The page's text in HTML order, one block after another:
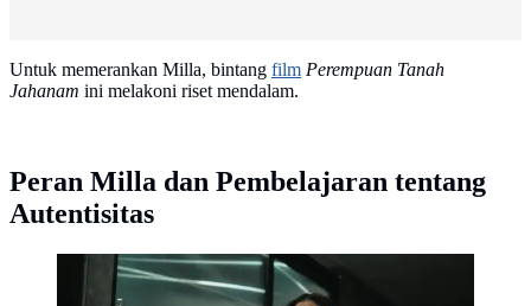
Untuk memerankan Milla, bintang film Perempuan Tanah
Jahanam ini melakoni riset mendalam.
Peran Milla dan Pembelajaran tentang
Autentisitas
Marissa Anita dalam konferensi pers film A Normal
Woman. (dok. Netflix)